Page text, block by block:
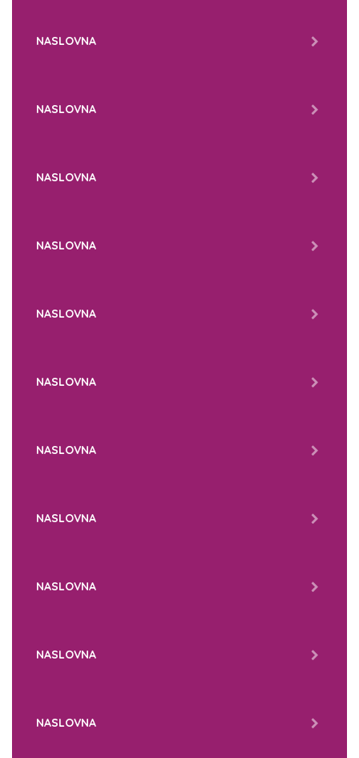
NASLOVNA
NASLOVNA
NASLOVNA
NASLOVNA
NASLOVNA
NASLOVNA
NASLOVNA
NASLOVNA
NASLOVNA
NASLOVNA
NASLOVNA